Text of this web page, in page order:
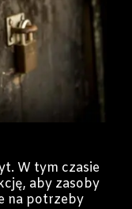
W tym czasie
aby zasoby
na potrzeby